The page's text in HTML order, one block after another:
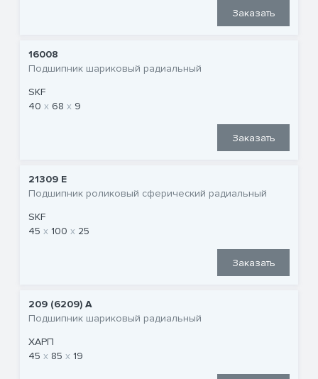
Заказать
16008
Подшипник шариковый радиальный
SKF
40
68 9
Заказать
21309 E
Подшипник роликовый сферический радиальный
SKF
45
100 25
Заказать
209 (6209) A
Подшипник шариковый радиальный
ХАРП
45
85 19